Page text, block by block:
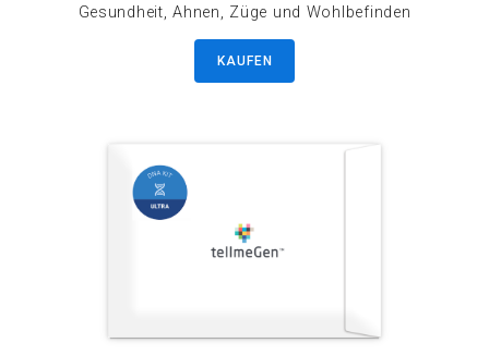
Gesundheit, Ahnen, Züge und Wohlbefinden
KAUFEN